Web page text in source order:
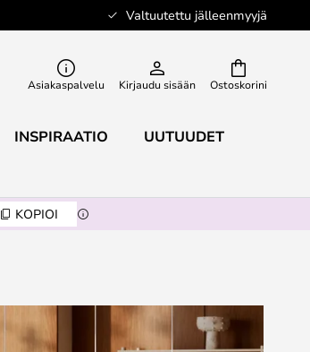
Valtuutettu jälleenmyyjä
Ostoskorini
Asiakaspalvelu Kirjaudu sisään
INSPIRAATIO UUTUUDET
KOPIOI